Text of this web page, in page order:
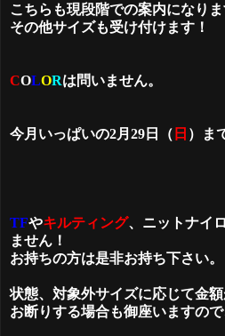
こちらも現段階での案内になり
その他サイズも受け付けます！
COLORは問いません。
今月いっぱいの2月29日（ 日 ）ま
TFやキルティング、 ニットナイ
ません！
お持ちの方は是非お持ち下さい。
状態、対象外サイズに応じて金
お断りする場合も御座いますので